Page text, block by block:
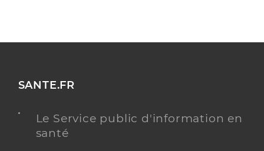
SANTE.FR
Le Service public d'information en
santé